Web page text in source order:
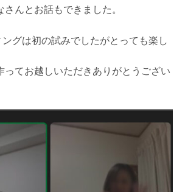
さんとお話もできました。
グは初の試みでしたがとっても楽し
ってお越しいただきありがとうござい